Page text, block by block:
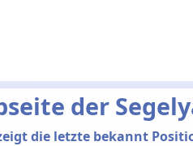
der
die letzte bekannt